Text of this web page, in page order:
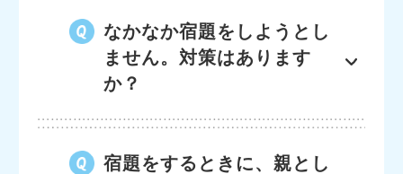
なかなか宿題をしようとし
ません。対策はあります
か？
宿題をするときに、親とし